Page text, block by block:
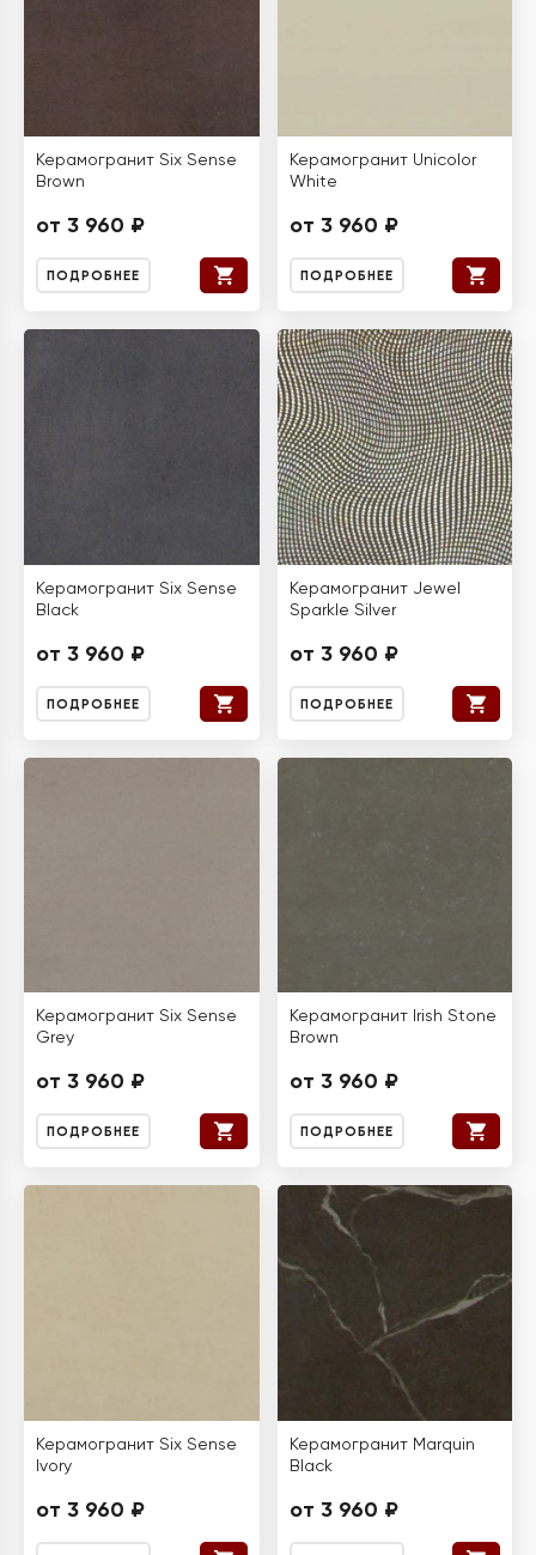
Керамогранит Six Sense
Brown
от 3 960 ₽
ПОДРОБНЕЕ
Керамогранит Unicolor
White
от 3 960 ₽
ПОДРОБНЕЕ
Керамогранит Six Sense
Black
от 3 960 ₽
ПОДРОБНЕЕ
Керамогранит Jewel
Sparkle Silver
от 3 960 ₽
ПОДРОБНЕЕ
Керамогранит Six Sense
Grey
от 3 960 ₽
ПОДРОБНЕЕ
Керамогранит Irish Stone
Brown
от 3 960 ₽
ПОДРОБНЕЕ
Керамогранит Six Sense
Ivory
от 3 960 ₽
Керамогранит Marquin
Black
от 3 960 ₽